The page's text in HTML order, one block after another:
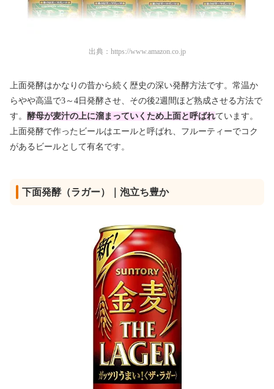
出典： https://www.amazon.co.jp
上面発酵はかなりの昔から続く歴史の深い発酵方法です。常温か
らやや高温で3～4日発酵させ、その後2週間ほど熟成させる方法で
す。 酵母が麦汁の上に溜まっていくため上面と呼ばれています。
上面発酵で作ったビールはエールと呼ばれ、フルーティーでコク
があるビールとして有名です。
下面発酵（ラガー）｜泡立ち豊か